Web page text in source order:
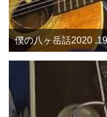
僕の八ヶ岳話2020 .19